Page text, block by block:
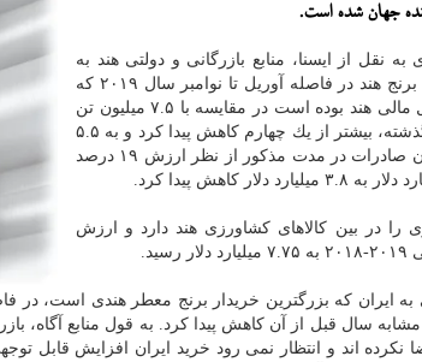
جهان شده است.
به نقل از ایسنا، منابع بازرگانی و دولتی هند به
برنج هند در فاصله آوریل تا نوامبر سال ۲۰۱۹ كه
هشت ماه نخست سال مالی هند بوده است در مقایسه با ۷.۵ میلیون تن
در مدت مشابه سال گذشته، بیشتر از یك چهارم كاهش پیدا كرد و به ۵.۵
میلیون تن رسید. میزان صادرات در مدت مذكور از نظر ارزش ۱۹ درصد
را در بین كالاهای كشاورزی هند دارد و ارزش
مشابه سال قبل از آن كاهش پیدا كرد. به قول منابع آگاه،